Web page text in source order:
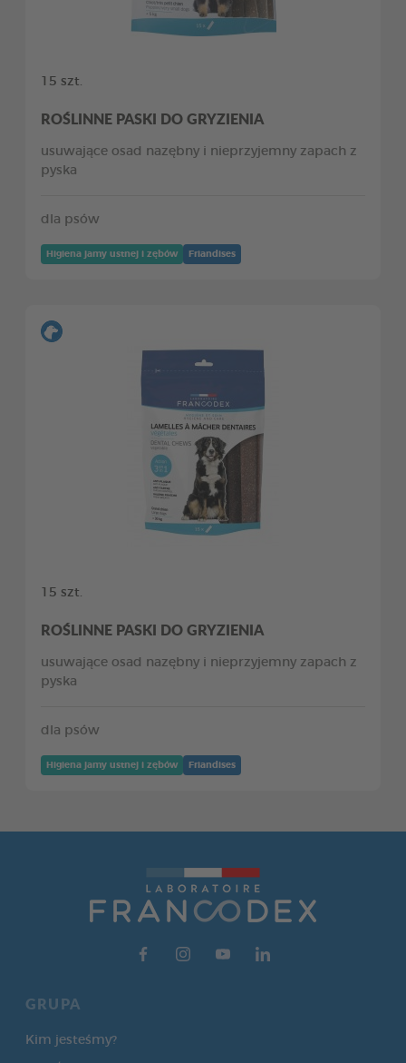
15 szt.
ROŚLINNE PASKI DO GRYZIENIA
usuwające osad nazębny i nieprzyjemny zapach z
pyska
dla psów
Higiena jamy ustnej i zębów Friandises
15 szt.
ROŚLINNE PASKI DO GRYZIENIA
usuwające osad nazębny i nieprzyjemny zapach z
pyska
dla psów
Higiena jamy ustnej i zębów Friandises
GRUPA
Kim jesteśmy?